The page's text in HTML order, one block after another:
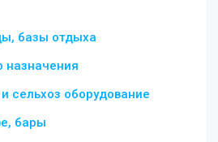
базы отдыха
назначения
сельхоз оборудование
бары